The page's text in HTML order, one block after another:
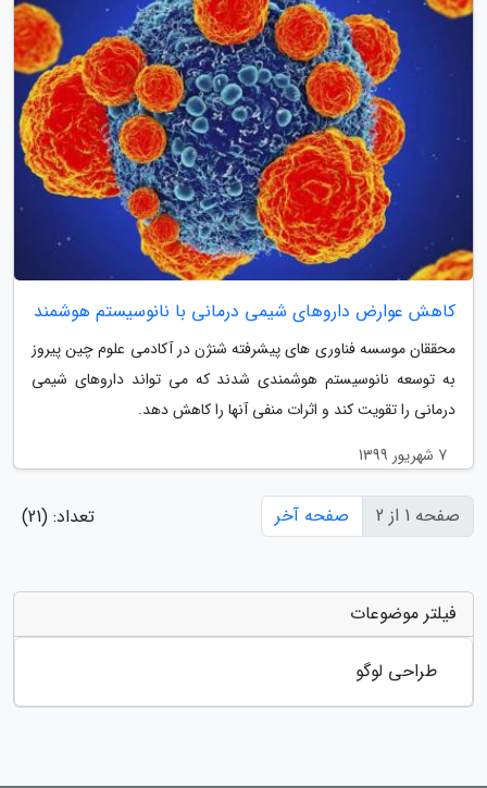
کاهش عوارض داروهای شیمی درمانی با نانوسیستم هوشمند
محققان موسسه فناوری های پیشرفته شنژن در آکادمی علوم چین پیروز
به توسعه نانوسیستم هوشمندی شدند که می تواند داروهای شیمی
درمانی را تقویت کند و اثرات منفی آنها را کاهش دهد.
7 شهریور 1399
صفحه 1 از 2 صفحه آخر تعداد: (21)
فیلتر موضوعات
طراحی لوگو